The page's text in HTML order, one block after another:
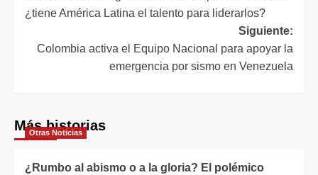
¿tiene América Latina el talento para liderarlos?
Siguiente:
Colombia activa el Equipo Nacional para apoyar la
emergencia por sismo en Venezuela
Más historias
Otras Noticias
¿Rumbo al abismo o a la gloria? El polémico